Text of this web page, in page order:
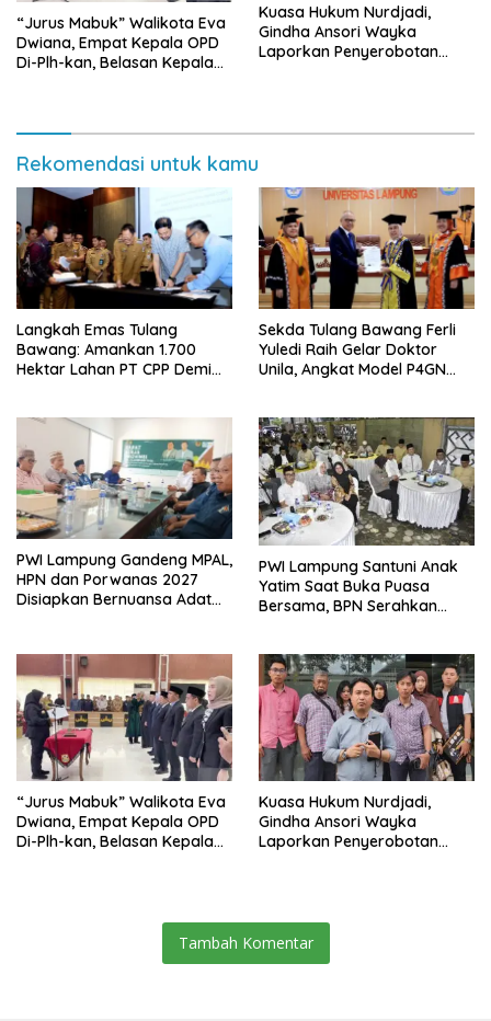
“Jurus Mabuk” Walikota Eva
Dwiana, Empat Kepala OPD
Di-Plh-kan, Belasan Kepala
Kuasa Hukum Nurdjadi,
Gindha Ansori Wayka
Laporkan Penyerobotan
Rekomendasi untuk kamu
Langkah Emas Tulang
Bawang: Amankan 1.700
Hektar Lahan PT CPP Demi
Sekda Tulang Bawang Ferli
Yuledi Raih Gelar Doktor
Unila, Angkat Model P4GN
PWI Lampung Gandeng MPAL,
HPN dan Porwanas 2027
Disiapkan Bernuansa Adat
PWI Lampung Santuni Anak
Yatim Saat Buka Puasa
Bersama, BPN Serahkan
“Jurus Mabuk” Walikota Eva
Dwiana, Empat Kepala OPD
Di-Plh-kan, Belasan Kepala
Kuasa Hukum Nurdjadi,
Gindha Ansori Wayka
Laporkan Penyerobotan
Tambah Komentar